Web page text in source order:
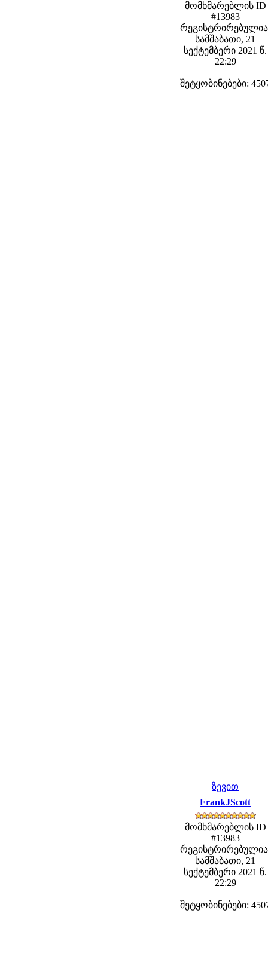
მომხმარებლის ID
#13983
სამშაბათი, 21
სექტემბერი 2021 წ.
22:29
შეტყობინებები:
ზევით
FrankJScott
მომხმარებლის ID
#13983
სამშაბათი, 21
სექტემბერი 2021 წ.
22:29
შეტყობინებები: